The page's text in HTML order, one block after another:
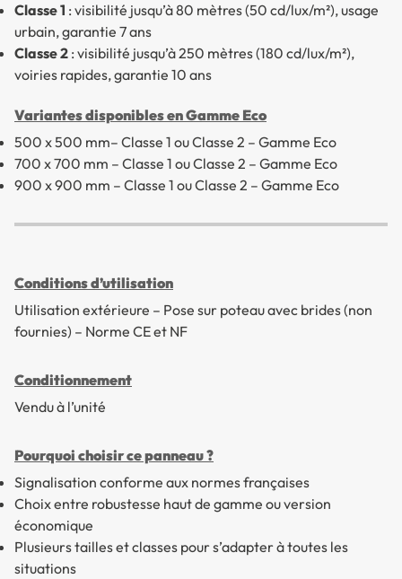
Classe 1 : visibilité jusqu’à 80 mètres (50 cd/lux/m²), usage
urbain, garantie 7 ans
Classe 2 : visibilité jusqu’à 250 mètres (180 cd/lux/m²),
voiries rapides, garantie 10 ans
Variantes disponibles en Gamme Eco
500 x 500 mm– Classe 1 ou Classe 2 – Gamme Eco
700 x 700 mm – Classe 1 ou Classe 2 – Gamme Eco
900 x 900 mm – Classe 1 ou Classe 2 – Gamme Eco
Conditions d’utilisation
Utilisation extérieure – Pose sur poteau avec brides (non
fournies) – Norme CE et NF
Conditionnement
Vendu à l’unité
Pourquoi choisir ce panneau ?
Signalisation conforme aux normes françaises
Choix entre robustesse haut de gamme ou version
économique
Plusieurs tailles et classes pour s’adapter à toutes les
situations